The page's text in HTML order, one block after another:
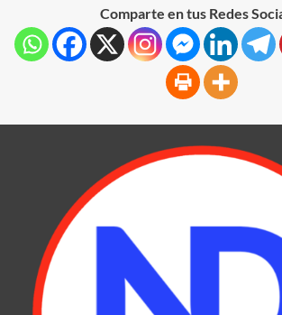
Comparte en tus Redes